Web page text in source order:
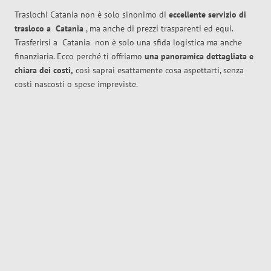
Traslochi Catania non è solo sinonimo di eccellente servizio di
trasloco a Catania , ma anche di prezzi trasparenti ed equi.
Trasferirsi a Catania non è solo una sfida logistica ma anche
finanziaria. Ecco perché ti offriamo una panoramica dettagliata e
chiara dei costi, così saprai esattamente cosa aspettarti, senza
costi nascosti o spese impreviste.